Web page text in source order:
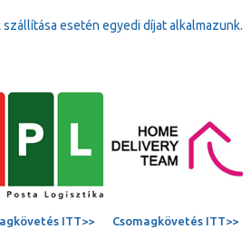
esetén egyedi díjat alkalmazunk.
ITT>> Csomagkövetés ITT>>